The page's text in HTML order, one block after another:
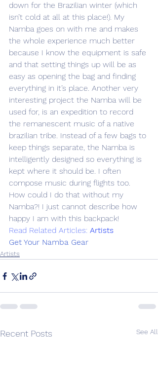
down for the Brazilian winter (which
isn’t cold at all at this place!). My
Namba goes on with me and makes
the whole experience much better
because I know the equipment is safe
and that setting things up will be as
easy as opening the bag and finding
everything in it’s place. Another very
interesting project the Namba will be
used for, is an expedition to record
the remanescent music of a native
brazilian tribe. Instead of a few bags to
keep things separate, the Namba is
intelligently designed so everything is
kept where it should be. I often
compose music during flights too.
How could I do that without my
Namba?! I just cannot describe how
happy I am with this backpack!
Read Related Articles: Artists
Get Your Namba Gear
Artists
Recent Posts See All